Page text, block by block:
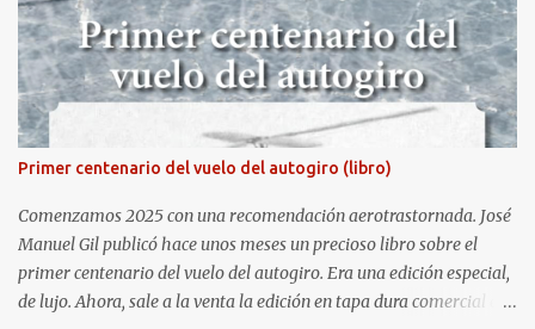
comenzaba a las 8:30 de la mañana en el control de seguridad de
la base militar con mas de 100 personas haciendo cola para
identificarnos antes de acceder. Una vez dentro, como otras
ocasiones, hemos dejado los coches en una zona común desde la
que nos han trasladado en autobuses por el interior de la base. La
primera parada ha sido en la plataforma al lado de donde estaban
aparcados los F18 y donde también había un veterano F4 Phantom
. Mientras tirábamos las primeras fotos los pilotos iban entrando
en sus aparatos y comenzaba la sinfoní...
Primer centenario del vuelo del autogiro (libro)
Comenzamos 2025 con una recomendación aerotrastornada. José
Manuel Gil publicó hace unos meses un precioso libro sobre el
primer centenario del vuelo del autogiro. Era una edición especial,
de lujo. Ahora, sale a la venta la edición en tapa dura comercial en